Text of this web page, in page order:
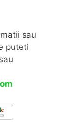
sau
puteti
sau